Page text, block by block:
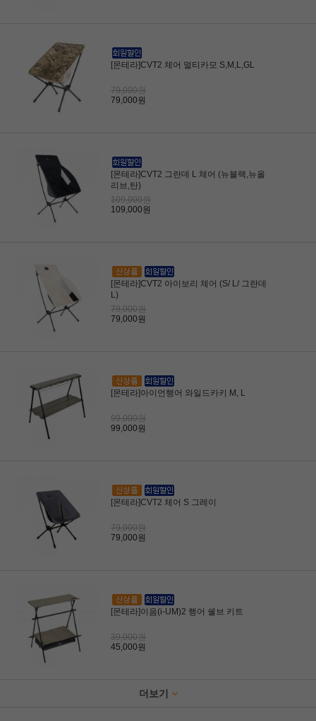
[몬테라]CVT2 체어 멀티카모 S,M,L,GL
79,000원
79,000원
[몬테라]CVT2 그란데 L 체어 (뉴블랙,뉴올
리브,탄)
109,000원
109,000원
[몬테라]CVT2 아이보리 체어 (S/ L/ 그란데
L)
79,000원
79,000원
[몬테라]아이언행어 와일드카키 M, L
99,000원
99,000원
[몬테라]CVT2 체어 S 그레이
79,000원
79,000원
[몬테라]이음(i-UM)2 행어 쉘브 키트
39,000원
45,000원
더보기